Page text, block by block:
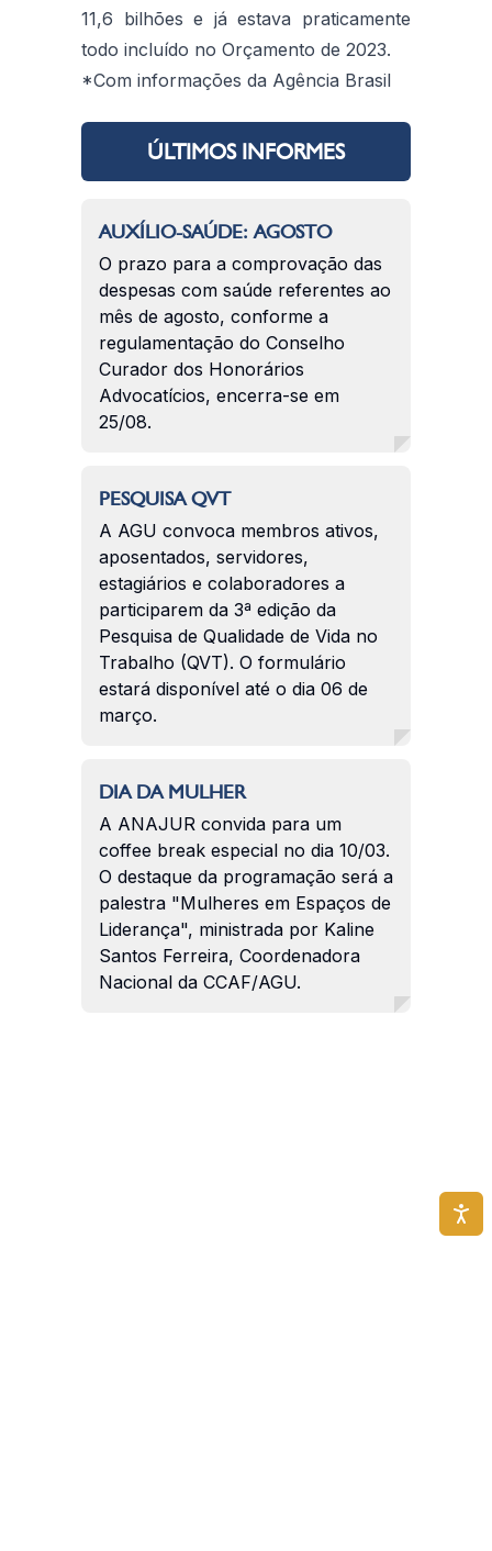
11,6 bilhões e já estava praticamente
todo incluído no Orçamento de 2023.
*Com informações da Agência Brasil
ÚLTIMOS INFORMES
AUXÍLIO-SAÚDE: AGOSTO
O prazo para a comprovação das
despesas com saúde referentes ao
mês de agosto, conforme a
regulamentação do Conselho
Curador dos Honorários
Advocatícios, encerra-se em
25/08.
PESQUISA QVT
A AGU convoca membros ativos,
aposentados, servidores,
estagiários e colaboradores a
participarem da 3ª edição da
Pesquisa de Qualidade de Vida no
Trabalho (QVT). O formulário
estará disponível até o dia 06 de
março.
DIA DA MULHER
A ANAJUR convida para um
coffee break especial no dia 10/03.
O destaque da programação será a
palestra "Mulheres em Espaços de
Liderança", ministrada por Kaline
Santos Ferreira, Coordenadora
Nacional da CCAF/AGU.